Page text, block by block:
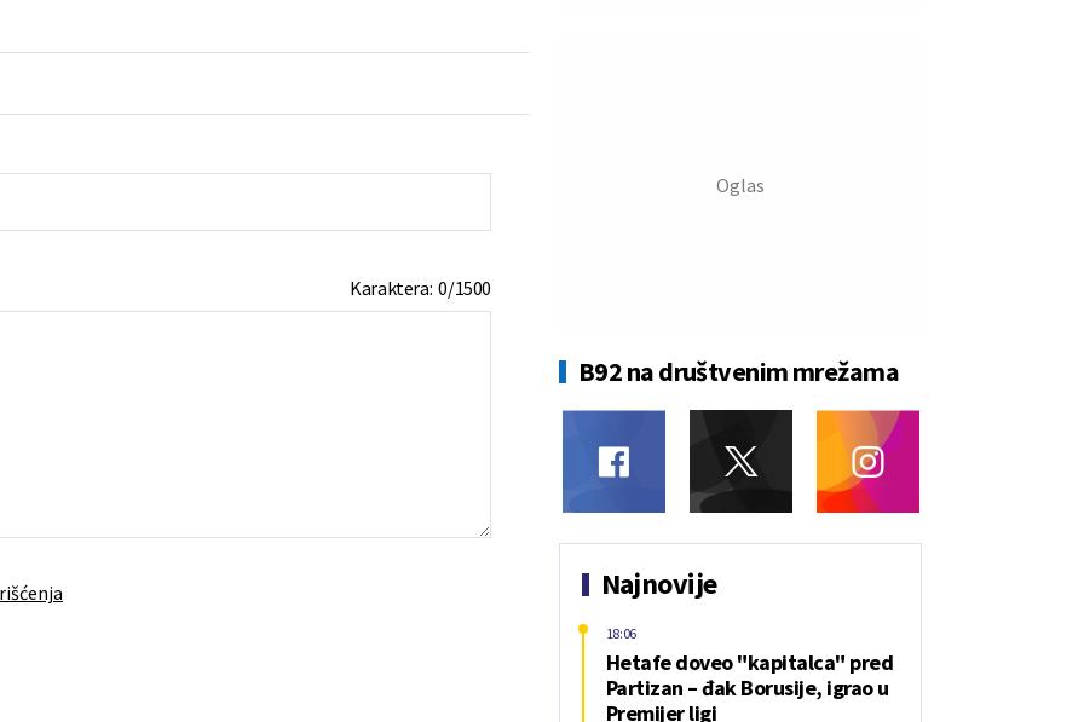
Karaktera:0/1500
B92 na društvenim mrežama
Najnovije
Hetafe doveo "kapitalca" pred
Partizan – đak Borusije, igrao u
Premijer ligi
18:06